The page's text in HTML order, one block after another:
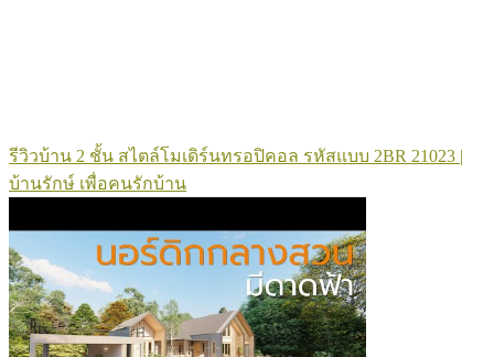
รีวิวบ้าน 2 ชั้น สไตล์โมเดิร์นทรอปิคอล รหัสแบบ 2BR 21023 |
บ้านรักษ์ เพื่อคนรักบ้าน